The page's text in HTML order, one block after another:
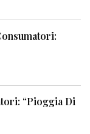
“Pioggia Di